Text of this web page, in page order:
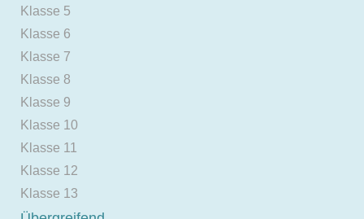
Klasse 5
Klasse 6
Klasse 7
Klasse 8
Klasse 9
Klasse 10
Klasse 11
Klasse 12
Klasse 13